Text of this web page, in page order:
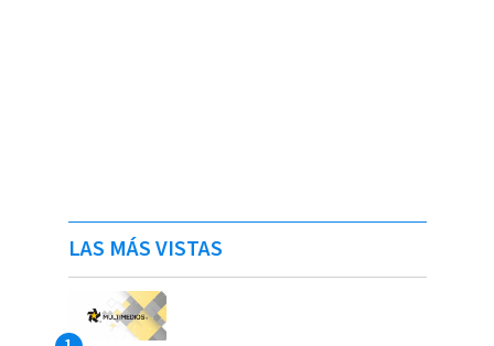
LAS MÁS VISTAS